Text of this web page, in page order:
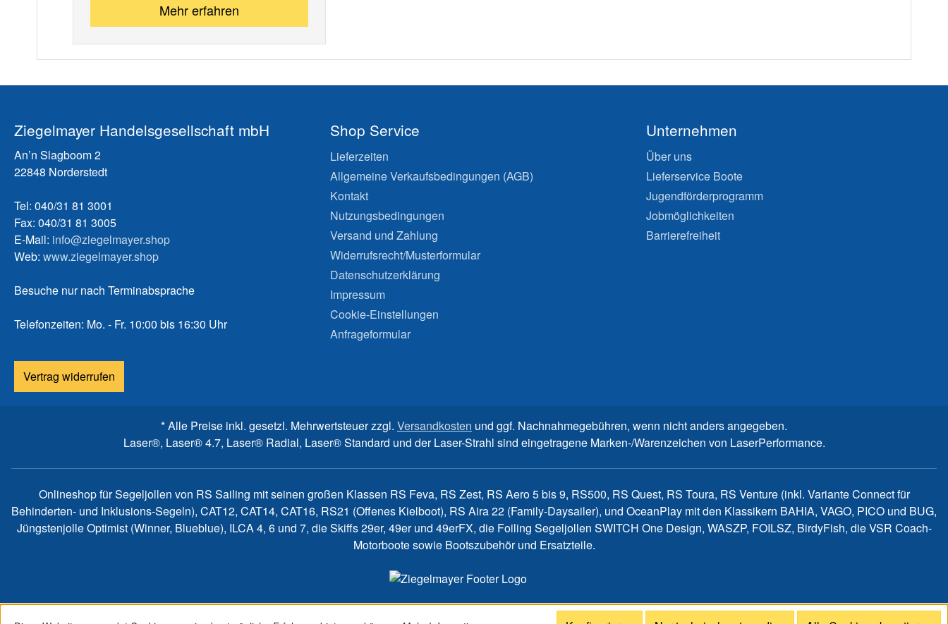
Mehr erfahren
Ziegelmayer Handelsgesellschaft mbH
An’n Slagboom 2
22848 Norderstedt
Tel: 040/31 81 3001
Fax: 040/31 81 3005
E-Mail: info@ziegelmayer.shop
Web: www.ziegelmayer.shop
Besuche nur nach Terminabsprache
Telefonzeiten: Mo. - Fr. 10:00 bis 16:30 Uhr
Vertrag widerrufen
Shop Service
Lieferzeiten
Allgemeine Verkaufsbedingungen (AGB)
Kontakt
Nutzungsbedingungen
Versand und Zahlung
Widerrufsrecht/Musterformular
Datenschutzerklärung
Impressum
Cookie-Einstellungen
Anfrageformular
Unternehmen
Über uns
Lieferservice Boote
Jugendförderprogramm
Jobmöglichkeiten
Barrierefreiheit
* Alle Preise inkl. gesetzl. Mehrwertsteuer zzgl. Versandkosten und ggf. Nachnahmegebühren, wenn nicht anders angegeben.
Laser®, Laser® 4.7, Laser® Radial, Laser® Standard und der Laser-Strahl sind eingetragene Marken-/Warenzeichen von LaserPerformance.
Onlineshop für Segeljollen von RS Sailing mit seinen großen Klassen RS Feva, RS Zest, RS Aero 5 bis 9, RS500, RS Quest, RS Toura, RS Venture (inkl. Variante Connect für
Behinderten- und Inklusions-Segeln), CAT12, CAT14, CAT16, RS21 (Offenes Kielboot), RS Aira 22 (Family-Daysailer), und OceanPlay mit den Klassikern BAHIA, VAGO, PICO und BUG,
Jüngstenjolle Optimist (Winner, Blueblue), ILCA 4, 6 und 7, die Skiffs 29er, 49er und 49erFX, die Foiling Segeljollen SWITCH One Design, WASZP, FOILSZ, BirdyFish, die VSR Coach-
Motorboote sowie Bootszubehör und Ersatzteile.